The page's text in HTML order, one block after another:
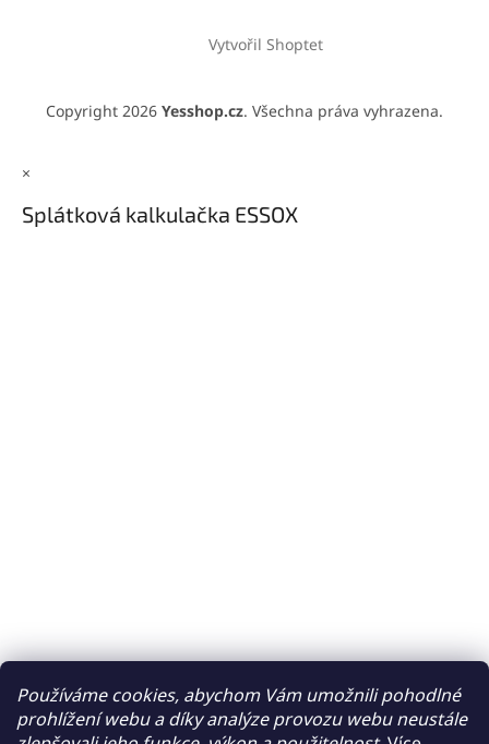
Používáme cookies, abychom Vám umožnili pohodlné
prohlížení webu a díky analýze provozu webu neustále
Vytvořil Shoptet
Copyright 2026 Yesshop.cz. Všechna práva vyhrazena.
×
Splátková kalkulačka ESSOX